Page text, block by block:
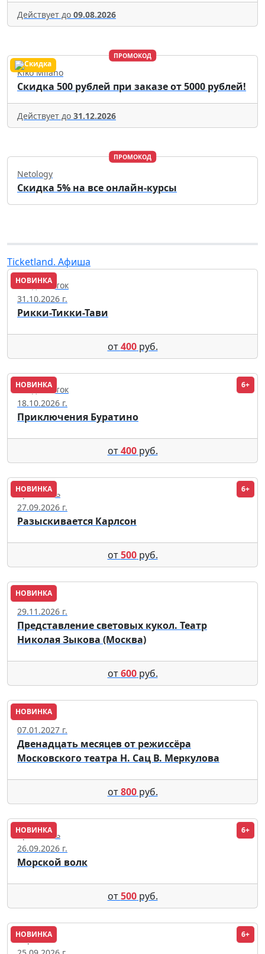
Действует до 09.08.2026
ПРОМОКОД
Kiko Milano
Скидка 500 рублей при заказе от 5000 рублей!
Действует до 31.12.2026
ПРОМОКОД
Netology
Скидка 5% на все онлайн-курсы
Ticketland. Афиша
НОВИНКА
Владивосток
31.10.2026 г.
Рикки-Тикки-Тави
от400руб.
НОВИНКА 6+
Владивосток
18.10.2026 г.
Приключения Буратино
от400руб.
НОВИНКА 6+
Ярославль
27.09.2026 г.
Разыскивается Карлсон
от500руб.
НОВИНКА
Пенза
29.11.2026 г.
Представление световых кукол. Театр
Николая Зыкова (Москва)
от600руб.
НОВИНКА
Тюмень
07.01.2027 г.
Двенадцать месяцев от режиссёра
Московского театра Н. Сац В. Меркулова
от800руб.
НОВИНКА 6+
Ярославль
26.09.2026 г.
Морской волк
от500руб.
НОВИНКА 6+
Воронеж